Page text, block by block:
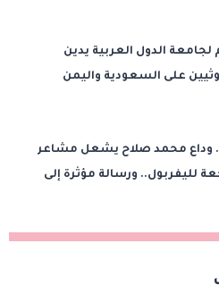
لجامعة الدول العربية يدين
على السعودية واليمن
وداع محمد صلاح يشعل مشاعر
لليفربول.. ورسالة مؤثرة إلى